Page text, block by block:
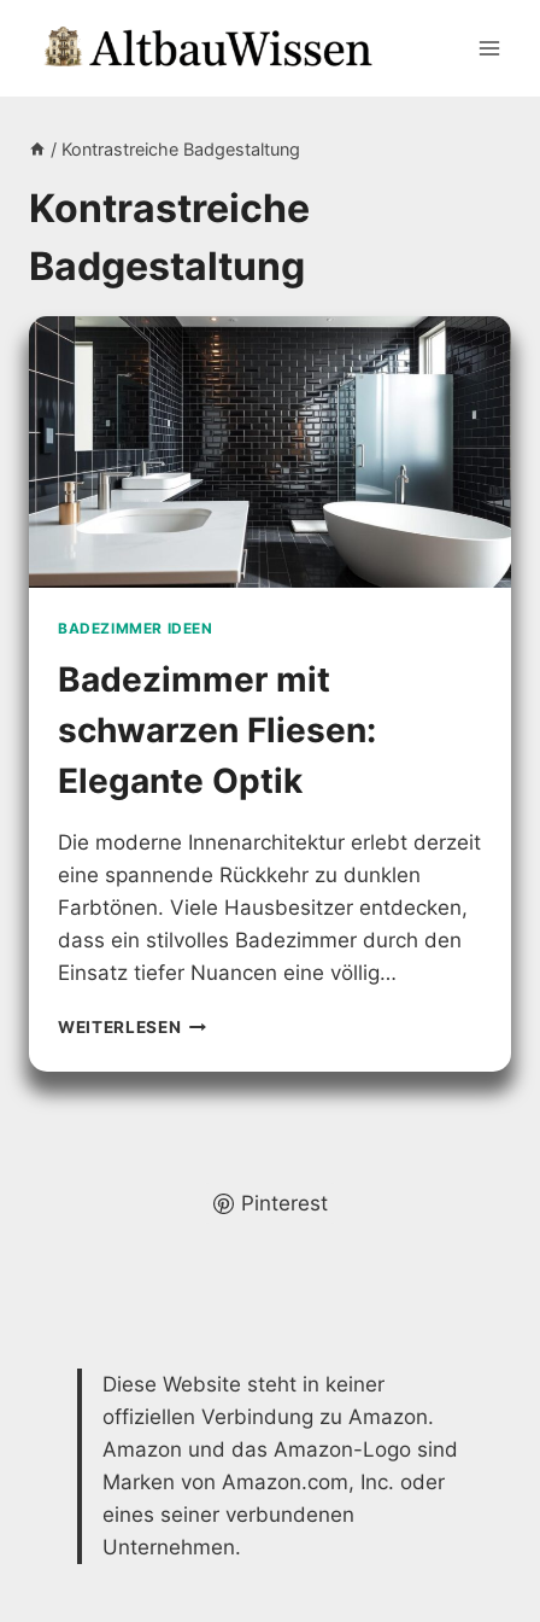
Inhalt
/ Kontrastreiche Badgestaltung
Kontrastreiche
Badgestaltung
BADEZIMMER IDEEN
Badezimmer mit
schwarzen Fliesen:
Elegante Optik
Die moderne Innenarchitektur erlebt derzeit
eine spannende Rückkehr zu dunklen
Farbtönen. Viele Hausbesitzer entdecken,
dass ein stilvolles Badezimmer durch den
Einsatz tiefer Nuancen eine völlig…
WEITERLESEN BADEZIMMER
SCHWARZEN
FLIESEN:
Pinterest
Diese Website steht in keiner
offiziellen Verbindung zu Amazon.
Amazon und das Amazon-Logo sind
Marken von Amazon.com, Inc. oder
eines seiner verbundenen
Unternehmen.